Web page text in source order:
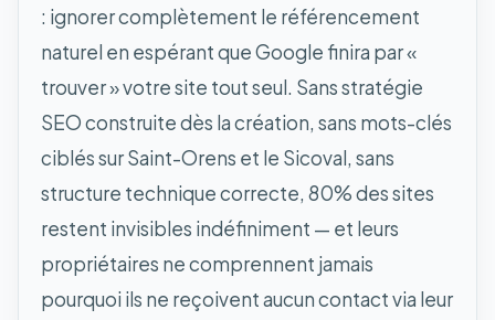
: ignorer complètement le référencement
naturel en espérant que Google finira par «
trouver » votre site tout seul. Sans stratégie
SEO construite dès la création, sans mots-clés
ciblés sur Saint-Orens et le Sicoval, sans
structure technique correcte, 80% des sites
restent invisibles indéfiniment — et leurs
propriétaires ne comprennent jamais
pourquoi ils ne reçoivent aucun contact via leur